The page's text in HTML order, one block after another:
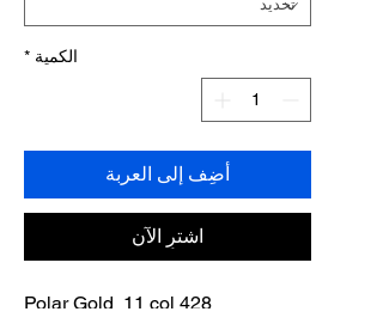
الكمية *
أضِف إلى العربة
اشترِ الآن
Polar Gold 11 col 428